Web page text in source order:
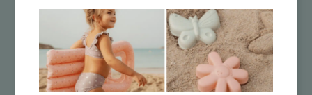
ab 99 €
verpackte
Produkte